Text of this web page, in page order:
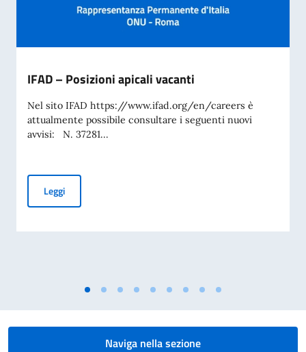
IFAD – Posizioni apicali vacanti
Nel sito IFAD https://www.ifad.org/en/careers è
attualmente possibile consultare i seguenti nuovi
avvisi: N. 37281...
LeggiIFAD – Posizioni apicali vacanti
Naviga nella sezione